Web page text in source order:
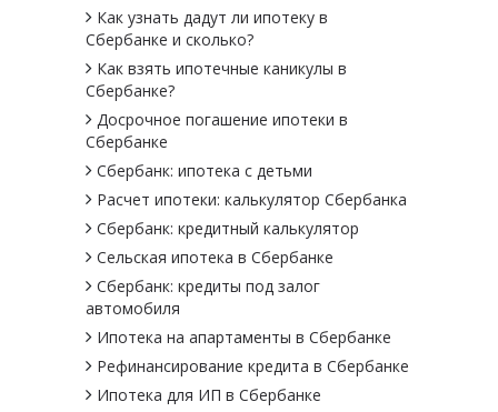
Как узнать дадут ли ипотеку в
Cбербанке и сколько?
Как взять ипотечные каникулы в
Сбербанке?
Досрочное погашение ипотеки в
Сбербанке
Сбербанк: ипотека с детьми
Расчет ипотеки: калькулятор Сбербанка
Сбербанк: кредитный калькулятор
Сельская ипотека в Сбербанке
Сбербанк: кредиты под залог
автомобиля
Ипотека на апартаменты в Сбербанке
Рефинансирование кредита в Сбербанке
Ипотека для ИП в Сбербанке